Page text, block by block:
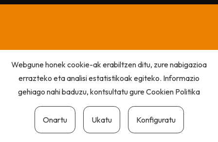
Webgune honek cookie-ak erabiltzen ditu, zure nabigazioa
errazteko eta analisi estatistikoak egiteko. Informazio
gehiago nahi baduzu, kontsultatu gureCookien Politika
Onartu Ukatu Konfiguratu